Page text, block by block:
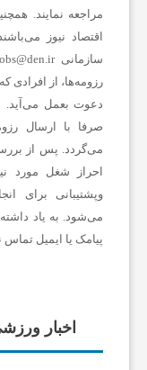
مراجعه نمایند.
اقتصاد نیوز
رزومه‌ها، از افرادی
دعوت بعمل می‌آید.
صرفا با ارسال
می‌گردد. پس از
احراز شغل مورد
وپشتیبانی برای
می‌شود. به یاد
پیامک یا ایمیل تماس
اخبار